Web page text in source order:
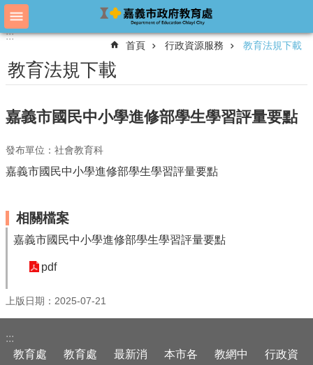
跳到主要內容區塊
進
搜
尋
育
處
概
教
處
消
息
::::::
首頁 行政資源服務 教育法規下載
教育法規下載
嘉義市國民中小學進修部學生學習評量要點
發布單位：社會教育科
嘉義市國民中小學進修部學生學習評量要點
相關檔案
嘉義市國民中小學進修部學生學習評量要點
pdf
上版日期：2025-07-21
:::
教育處
教育處
最新消
本市各
教網中
行政資